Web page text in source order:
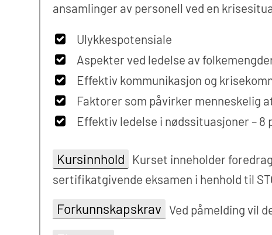
ansamlinger av personell ved en
Ulykkespotensiale
Aspekter ved ledelse av
Effektiv kommunikasjon og
Faktorer som påvirker menneskelig
Effektiv ledelse i nødssituasjoner – 8
Kursinnhold
Kurset inneholder
sertifikatgivende eksamen i henhold til
Forkunnskapskrav Ved påmelding vil